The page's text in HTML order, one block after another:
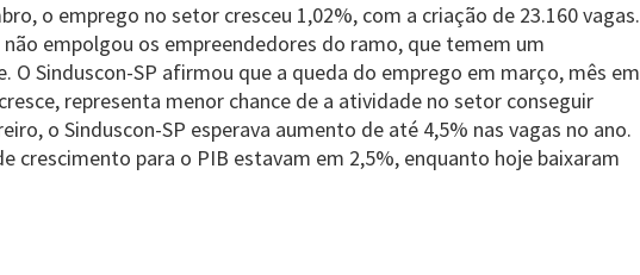
o emprego no setor cresceu 1,02%, com a criação de 23.160 vagas.
empolgou os empreendedores do ramo, que temem um
O Sinduscon-SP afirmou que a queda do emprego em março, mês em
representa menor chance de a atividade no setor conseguir
o Sinduscon-SP esperava aumento de até 4,5% nas vagas no ano.
crescimento para o PIB estavam em 2,5%, enquanto hoje baixaram